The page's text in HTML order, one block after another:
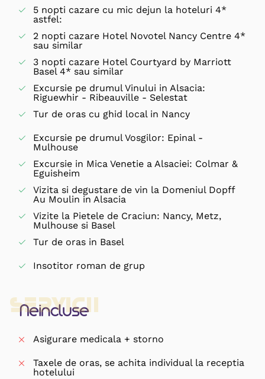
5 nopti cazare cu mic dejun la hoteluri 4*
astfel:
2 nopti cazare Hotel Novotel Nancy Centre 4*
sau similar
3 nopti cazare Hotel Courtyard by Marriott
Basel 4* sau similar
Excursie pe drumul Vinului in Alsacia:
Riguewhir - Ribeauville - Selestat
Tur de oras cu ghid local in Nancy
Excursie pe drumul Vosgilor: Epinal -
Mulhouse
Excursie in Mica Venetie a Alsaciei: Colmar &
Eguisheim
Vizita si degustare de vin la Domeniul Dopff
Au Moulin in Alsacia
Vizite la Pietele de Craciun: Nancy, Metz,
Mulhouse si Basel
Tur de oras in Basel
Insotitor roman de grup
Neincluse
Servicii
Asigurare medicala + storno
Taxele de oras, se achita individual la receptia
hotelului